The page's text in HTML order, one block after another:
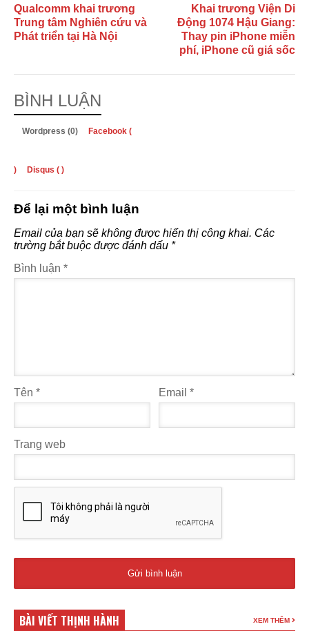
Qualcomm khai trương
Trung tâm Nghiên cứu và
Phát triển tại Hà Nội
Khai trương Viện Di
Động 1074 Hậu Giang:
Thay pin iPhone miễn
phí, iPhone cũ giá sốc
BÌNH LUẬN
Wordpress (0) Facebook (
) Disqus ( )
Để lại một bình luận
Email của bạn sẽ không được hiển thị công khai. Các
trường bắt buộc được đánh dấu *
Bình luận *
Tên * Email*
Trang web
BÀI VIẾT THỊNH HÀNH XEM THÊM